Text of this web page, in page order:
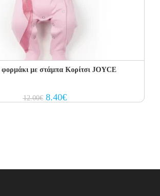
φορμάκι με στάμπα Κορίτσι JOYCE
12.00€ Original
price
8.40€Current
price